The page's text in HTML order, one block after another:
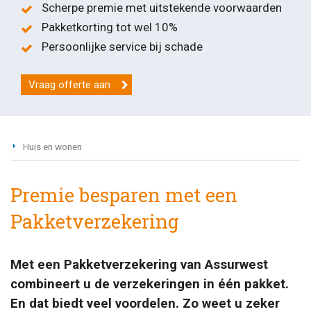
Scherpe premie met uitstekende voorwaarden
Pakketkorting tot wel 10%
Persoonlijke service bij schade
Vraag offerte aan
Huis en wonen
Premie besparen met een
Pakketverzekering
Met een Pakketverzekering van Assurwest
combineert u de verzekeringen in één pakket.
En dat biedt veel voordelen. Zo weet u zeker